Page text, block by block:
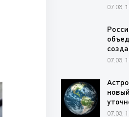
07.03,
07.03,
07.03,